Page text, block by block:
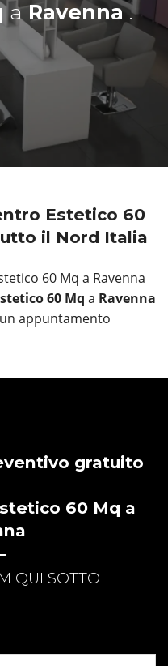
aRavenna.
Estetico 60
il Nord Italia
60 Mq a Ravenna
60 Mq a Ravenna
appuntamento
gratuito
60 Mq a
QUI SOTTO